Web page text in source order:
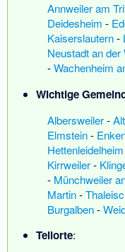
Annweiler am
Deidesheim -
Kaiserslautern-
Neustadt an der
-Wachenheim
Wichtige
Albersweiler-
Elmstein-
Hettenleidelheim
Kirrweiler-
- Münchweiler
Martin-
Burgalben-
Teilorte: